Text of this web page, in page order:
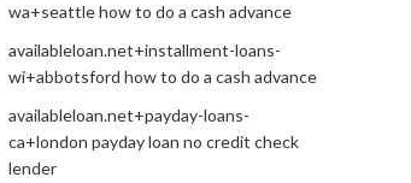
wa+seattle how to do a cash advance
availableloan.net+installment-loans-
wi+abbotsford how to do a cash advance
availableloan.net+payday-loans-
ca+london payday loan no credit check
lender